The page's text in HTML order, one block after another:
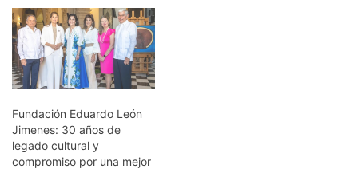
Fundación Eduardo León
Jimenes: 30 años de
legado cultural y
compromiso por una mejor